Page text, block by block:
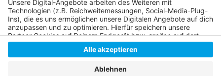
Anzeige